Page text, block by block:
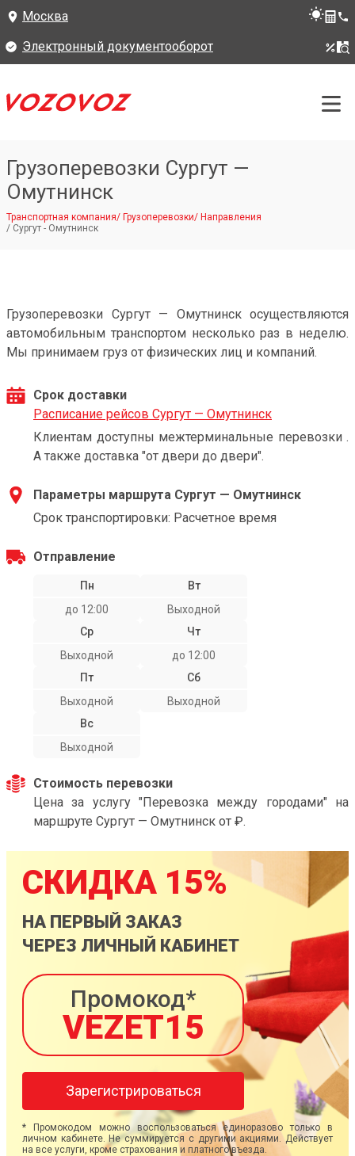
Москва
Электронный документооборот
Грузоперевозки Сургут —
Омутнинск
Транспортная компания/ Грузоперевозки/ Направления
/ Сургут - Омутнинск
Грузоперевозки Сургут — Омутнинск осуществляются
автомобильным транспортом несколько раз в неделю.
Мы принимаем груз от физических лиц и компаний.
Срок доставки
Расписание рейсов Сургут — Омутнинск
Клиентам доступны межтерминальные перевозки .
А также доставка "от двери до двери".
Параметры маршрута Сургут — Омутнинск
Срок транспортировки: Расчетное время
Отправление
Пн
до 12:00
Вт
Выходной
Ср
Выходной
Чт
до 12:00
Пт
Выходной
Сб
Выходной
Вс
Выходной
Стоимость перевозки
Цена за услугу "Перевозка между городами" на
маршруте Сургут — Омутнинск от ₽.
СКИДКА 15%
НА ПЕРВЫЙ ЗАКАЗ
ЧЕРЕЗ ЛИЧНЫЙ КАБИНЕТ
Промокод*
VEZET15
Зарегистрироваться
* Промокодом можно воспользоваться единоразово только в
личном кабинете. Не суммируется с другими акциями. Действует
на все услуги, кроме страхования и платного въезда.